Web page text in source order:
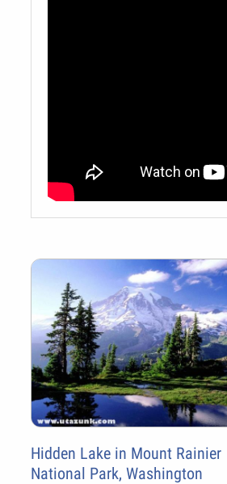
Hidden Lake in Mount Rainier
National Park, Washington